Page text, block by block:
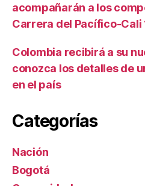
acompañarán a los
Carrera del Pacífico-Cali
Colombia recibirá a su
conozca los detalles de
en el país
Categorías
Nación
Bogotá